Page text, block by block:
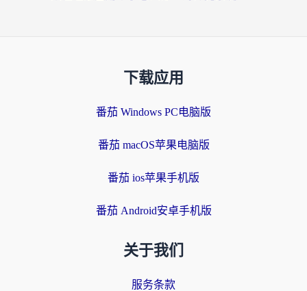
下载应用
番茄 Windows PC电脑版
番茄 macOS苹果电脑版
番茄 ios苹果手机版
番茄 Android安卓手机版
关于我们
服务条款